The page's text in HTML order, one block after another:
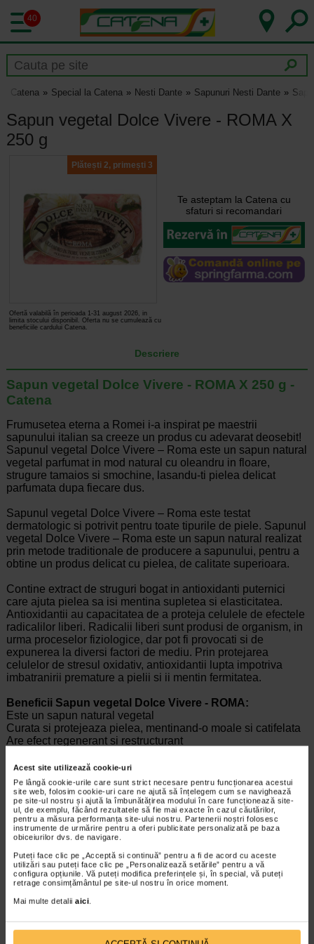
Acest site utilizează cookie-uri
Pe lângă cookie-urile care sunt strict necesare pentru funcționarea acestui
site web, folosim cookie-uri care ne ajută să înțelegem cum se navighează
pe site-ul nostru și ajută la îmbunătățirea modului în care funcționează site-
ul, de exemplu, făcând rezultatele să fie mai exacte în cazul căutărilor,
pentru a măsura performanța site-ului nostru. Partenerii noștri folosesc
instrumente de urmărire pentru a oferi publicitate personalizată pe baza
obiceiurilor dvs. de navigare.
Puteți face clic pe „Acceptă si continuă” pentru a fi de acord cu aceste
utilizări sau puteți face clic pe „Personalizează setările” pentru a vă
configura opțiunile. Vă puteți modifica preferințele și, în special, vă puteți
retrage consimțământul pe site-ul nostru în orice moment.
Mai multe detalii aici
40
Catena Special la Catena Nesti Dante Sapunuri Nesti Dante
Sapun vegetal Dolce Vivere - ROMA X
250 g
Plătești 2, primești 3
Ofertă valabilă în perioada 1-31 august 2026, in
limita stocului disponibil. Oferta nu se cumulează cu
beneficiile cardului Catena.
Te asteptam la Catena cu
sfaturi si recomandari
Descriere
Sapun vegetal Dolce Vivere - ROMA X 250 g -
Catena
Frumusetea eterna a Romei i-a inspirat pe maestrii
sapunului italian sa creeze un produs cu adevarat deosebit!
Sapunul vegetal Dolce Vivere – Roma este un sapun natural
vegetal parfumat in mod natural cu oleandru in floare,
strugure tamaios si smochine, lasandu-ti pielea delicat
parfumata dupa fiecare dus.
Sapunul vegetal Dolce Vivere – Roma este testat
dermatologic si potrivit pentru toate tipurile de piele. Sapunul
vegetal Dolce Vivere – Roma este un sapun natural realizat
prin metode traditionale de producere a sapunului, pentru a
obtine un produs delicat cu pielea, de calitate superioara.
Contine extract de struguri bogat in antioxidanti puternici
care ajuta pielea sa isi mentina supletea si elasticitatea.
Antioxidantii au capacitatea de a proteja celulele de efectele
radicalilor liberi. Radicalii liberi sunt produsi de organism, in
urma proceselor fiziologice, dar pot fi provocati si de
expunerea la diversi factori de mediu. Prin protejarea
celulelor de stresul oxidativ, antioxidantii lupta impotriva
imbatranirii premature a pielii si ii mentin fermitatea.
Beneficii Sapun vegetal Dolce Vivere - ROMA:
Este un sapun natural vegetal
Curata si protejeaza pielea, mentinand-o moale si catifelata
Are efect regenerant si restructurant
Este un sapun natural testat dermatologic
Parfumeaza delicat pielea invaluind-o intr-o aroma placuta,
florala
Producator: NESTI DANTE ITALIA
*Pentru pret te asteptam in cea mai apropiata farmacie Catena
ARTICOLE RECOMANDATE
Piele uscata la copii vs piele uscata la adulti
Daca sunteti parinte, cu siguranta ati